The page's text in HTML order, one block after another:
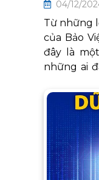
04/12/
Từ những
của Bảo
đây là
những ai